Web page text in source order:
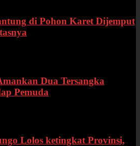
di Pohon Karet Dijemput
Dua Tersangka
Pemuda
Lolos ketingkat Provinsi,